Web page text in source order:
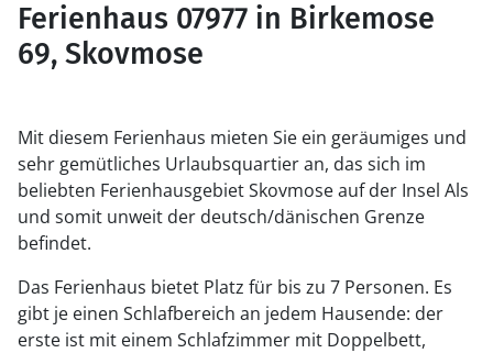
Ferienhaus 07977 in Birkemose
69, Skovmose
Mit diesem Ferienhaus mieten Sie ein geräumiges und
sehr gemütliches Urlaubsquartier an, das sich im
beliebten Ferienhausgebiet Skovmose auf der Insel Als
und somit unweit der deutsch/dänischen Grenze
befindet.
Das Ferienhaus bietet Platz für bis zu 7 Personen. Es
gibt je einen Schlafbereich an jedem Hausende: der
erste ist mit einem Schlafzimmer mit Doppelbett,